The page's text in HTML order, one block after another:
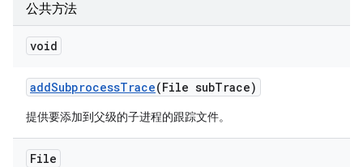
公共方法
void
addSubprocessTrace(File subTrace)
提供要添加到父级的子进程的跟踪文件。
File